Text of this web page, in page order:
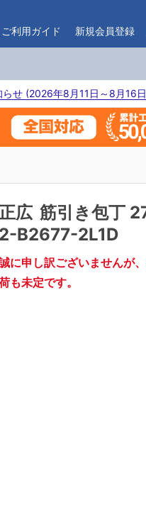
ご利用ガイド 新規会員登録
らせ (2026年8月11日～8月16
広 筋引き包丁
2-B2677-2L1D
に申し訳ございませんが
も未定です。